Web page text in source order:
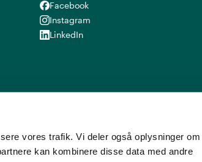
vores trafik. Vi deler også oplysninger om
kan kombinere disse data med andre
Facebook
Facebook
Instagram
Instagram
LinkedIn
LinkedIn